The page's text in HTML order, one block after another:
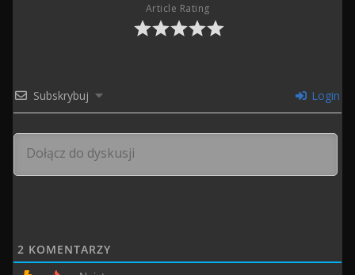
Article Rating
Subskrybuj Login
2 KOMENTARZY